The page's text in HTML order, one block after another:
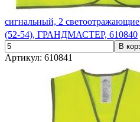
сигнальный, 2
(52-54), ГРАНДМАСТЕР, 610840
В
Артикул: 610841